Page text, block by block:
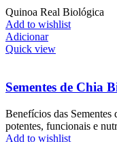
Quinoa Real Biológica
Add to wishlist
Adicionar
Quick view
Sementes de Chia
Benefícios das Sementes
potentes, funcionais e
Add to wishlist